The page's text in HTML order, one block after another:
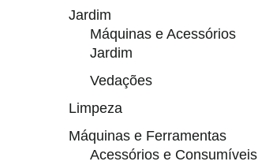
Jardim
Máquinas e Acessórios
Jardim
Vedações
Limpeza
Máquinas e Ferramentas
Acessórios e Consumíveis